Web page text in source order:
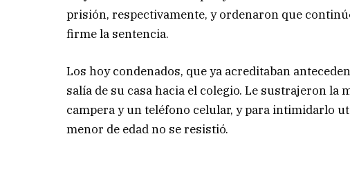
prisión, respectivamente, y ordenaron que
firme la sentencia.
Los hoy condenados, que ya acreditaban
salía de su casa hacia el colegio. Le sustrajeron
campera y un teléfono celular, y para intimidarlo
menor de edad no se resistió.